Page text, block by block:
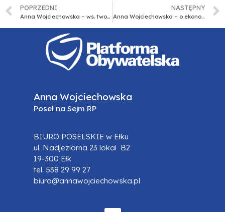
POPRZEDNI
Anna Wojciechowska – ws. tworzenia tzw. rejestru ciąż
NASTĘPNY
Anna Wojciechowska – o ekonomii społecznej
Anna Wojciechowska
Poseł na Sejm RP
BIURO POSELSKIE w Ełku
ul. Nadjeziorna 23 lokal B2
19-300 Ełk
tel. 538 29 99 27
biuro@annawojciechowska.pl